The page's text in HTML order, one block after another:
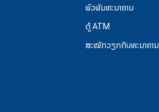
ພົວພັນທະນາຄານ
ຕູ້ ATM
ສະໝັກວຽກກັບທະນາຄານ